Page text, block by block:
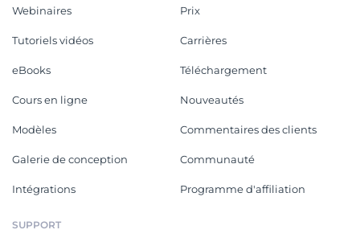
Webinaires
Tutoriels vidéos
eBooks
Cours en ligne
Modèles
Galerie de conception
Intégrations
Prix
Carrières
Téléchargement
Nouveautés
Commentaires des clients
Communauté
Programme d'affiliation
SUPPORT